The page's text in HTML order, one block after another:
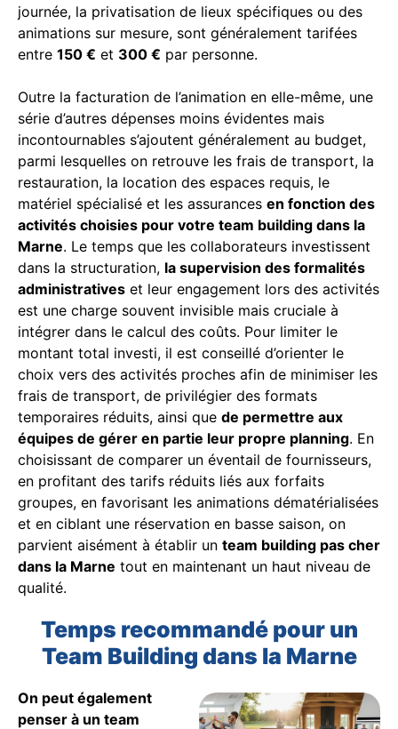
journée, la privatisation de lieux spécifiques ou des
animations sur mesure, sont généralement tarifées
entre 150 € et 300 € par personne.
Outre la facturation de l’animation en elle-même, une
série d’autres dépenses moins évidentes mais
incontournables s’ajoutent généralement au budget,
parmi lesquelles on retrouve les frais de transport, la
restauration, la location des espaces requis, le
matériel spécialisé et les assurances en fonction des
activités choisies pour votre team building dans la
Marne. Le temps que les collaborateurs investissent
dans la structuration, la supervision des formalités
administratives et leur engagement lors des activités
est une charge souvent invisible mais cruciale à
intégrer dans le calcul des coûts. Pour limiter le
montant total investi, il est conseillé d’orienter le
choix vers des activités proches afin de minimiser les
frais de transport, de privilégier des formats
temporaires réduits, ainsi que de permettre aux
équipes de gérer en partie leur propre planning. En
choisissant de comparer un éventail de fournisseurs,
en profitant des tarifs réduits liés aux forfaits
groupes, en favorisant les animations dématérialisées
et en ciblant une réservation en basse saison, on
parvient aisément à établir un team building pas cher
dans la Marne tout en maintenant un haut niveau de
qualité.
Temps recommandé pour un
Team Building dans la Marne
On peut également
penser à un team